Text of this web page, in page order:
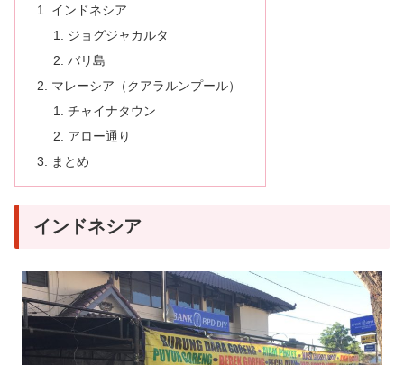
インドネシア
ジョグジャカルタ
バリ島
マレーシア（クアラルンプール）
チャイナタウン
アロー通り
まとめ
インドネシア